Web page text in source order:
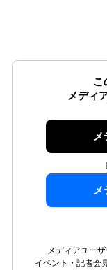
こ
メディ
メディアユー
イベント・記者会